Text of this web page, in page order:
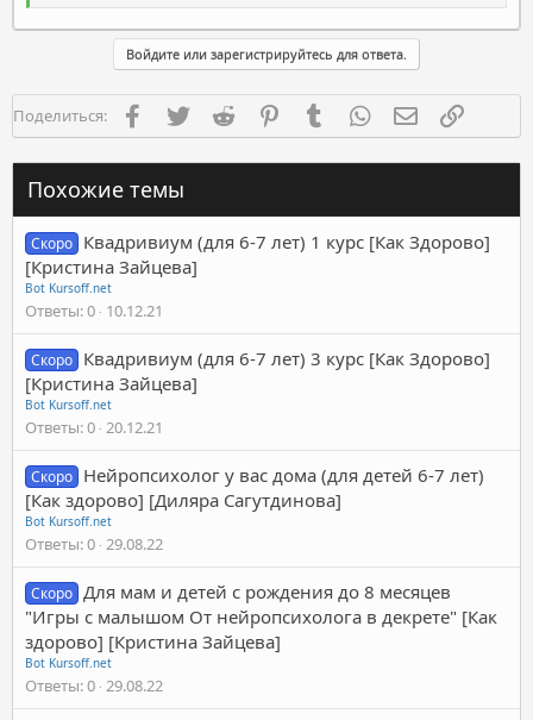
Войдите или зарегистрируйтесь для ответа.
Поделиться: FacebookTwitter Reddit PinterestTumblr WhatsAppЭлектронная
Похожие темы
Скоро Квадривиум (для 6-7 лет) 1 курс [Как Здорово]
[Кристина Зайцева]
Bot Kursoff.net
Ответы 0 10.12.21
Скоро Квадривиум (для 6-7 лет) 3 курс [Как Здорово]
[Кристина Зайцева]
Bot Kursoff.net
Ответы 0 20.12.21
Скоро Нейропсихолог у вас дома (для детей 6-7 лет)
[Как здорово] [Диляра Сагутдинова]
Bot Kursoff.net
Ответы 0 29.08.22
Скоро Для мам и детей с рождения до 8 месяцев
"Игры с малышом От нейропсихолога в декрете" [Как
здорово] [Кристина Зайцева]
Bot Kursoff.net
Ответы 0 29.08.22